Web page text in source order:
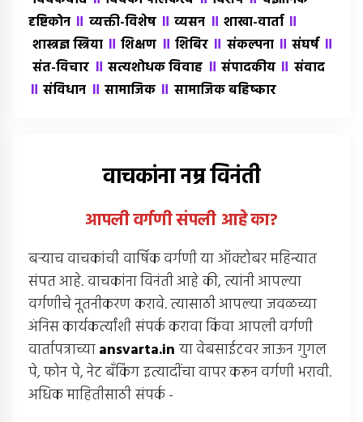
दृष्टिकोन ॥ व्यक्ती-विशेष ॥व्यसन ॥ शाखा-वार्ता ॥
शास्त्रज्ञ स्त्रिया ॥शिक्षण ॥ शिबिर ॥ संकल्पना ॥संघर्ष ॥
संत-विचार ॥ सत्यशोधक विवाह ॥ संपादकीय ॥ संवाद
॥संविधान ॥ सामाजिक ॥ सामाजिक बहिष्कार
वाचकांना नम्र विनंती
आपली वर्गणी संपली आहेका?
बर्‍याच वाचकांची वार्षिक वर्गणी या ऑक्टोबर महिन्यात
संपत आहे. वाचकांना विनंती आहे की, त्यांनी आपल्या
वर्गणीचे नूतनीकरण करावे. त्यासाठी आपल्या जवळच्या
अंनिस कार्यकर्त्यांशी संपर्क करावा किंवा आपली वर्गणी
वार्तापत्राच्याansvarta.in या वेबसाईटवर जाऊन गुगल
पे, फोन पे, नेट बँकिंग इत्यादींचा वापर करून वर्गणी भरावी.
अधिक माहितीसाठी संपर्क -